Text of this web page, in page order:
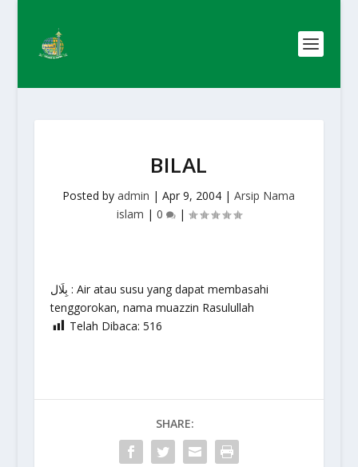
BILAL
Posted byadmin |Apr 9, 2004 |Arsip Nama
islam | 0 |
بِلَال : Air atau susu yang dapat membasahi
tenggorokan, nama muazzin Rasulullah
Telah Dibaca: 516
SHARE: